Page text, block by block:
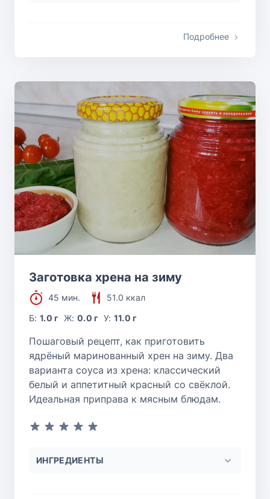
Подробнее
Заготовка хрена на зиму
45 мин.
51.0 ккал
Б:1.0 г Ж: 0.0 г У: 11.0 г
Пошаговый рецепт, как приготовить
ядрёный маринованный хрен на зиму. Два
варианта соуса из хрена: классический
белый и аппетитный красный со свёклой.
Идеальная приправа к мясным блюдам.
ИНГРЕДИЕНТЫ